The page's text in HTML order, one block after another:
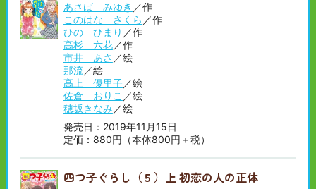
あさば みゆき ／作
このはな さくら ／作
ひの ひまり ／作
高杉 六花／作
市井 あさ ／絵
那流／絵
高上 優里子／絵
佐倉 おりこ ／絵
穂坂きなみ ／絵
発売日：2019年11月15日
定価：880円（本体800円＋税）
四つ子ぐらし（５）上 初恋の人の正体